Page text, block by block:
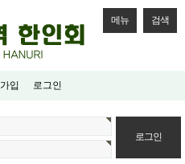
메뉴 검색
입 로그인